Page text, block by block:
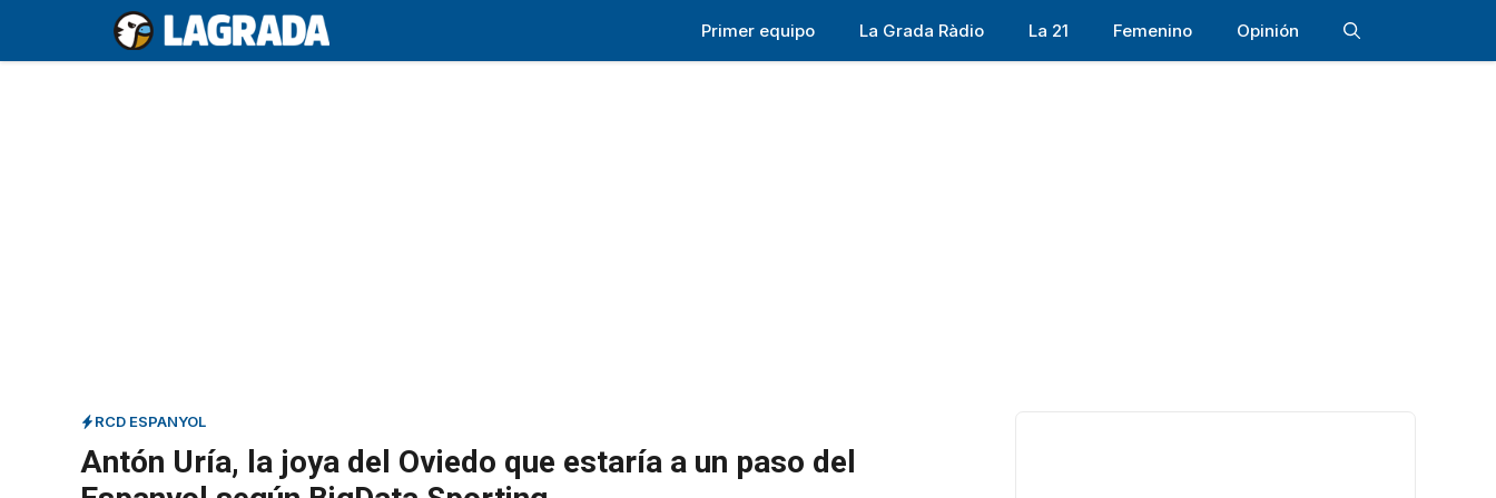
contenido
Primer equipo La Grada Ràdio La 21 Femenino Opinión
RCD ESPANYOL
Antón Uría, la joya del Oviedo que estaría a un paso del